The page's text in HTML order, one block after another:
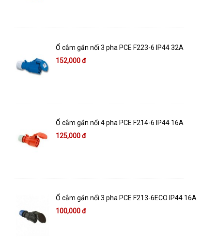
Ổ cắm gắn nổi 3 pha PCE F223-6 IP44 32A
152,000 đ
Ổ cắm gắn nổi 4 pha PCE F214-6 IP44 16A
125,000 đ
Ổ cắm gắn nổi 3 pha PCE F213-6ECO IP44 16A
100,000 đ